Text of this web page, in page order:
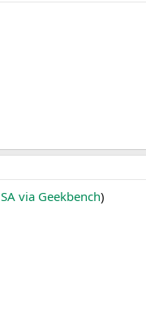
SA via Geekbench)